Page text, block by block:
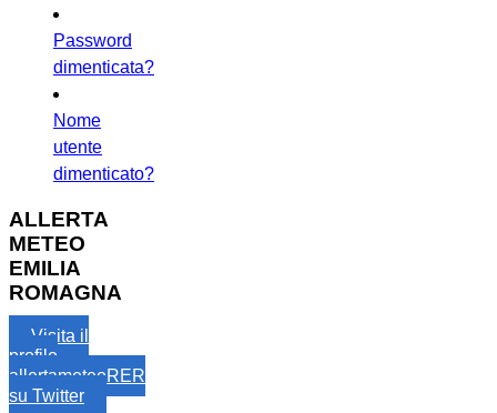
Password
dimenticata?
Nome
utente
dimenticato?
ALLERTA
METEO
EMILIA
ROMAGNA
Visita il
profilo
allertameteoRER
su Twitter